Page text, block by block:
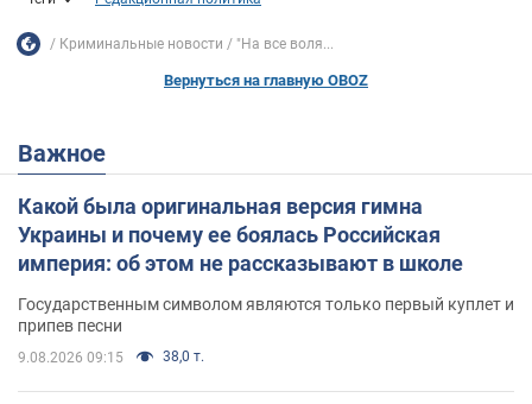
Криминальные новости "На все воля...
Вернуться на главную OBOZ
Важное
Какой была оригинальная версия гимна
Украины и почему ее боялась Российская
империя: об этом не рассказывают в школе
Государственным символом являются только первый куплет и
припев песни
9.08.2026 09:15 38,0 т.